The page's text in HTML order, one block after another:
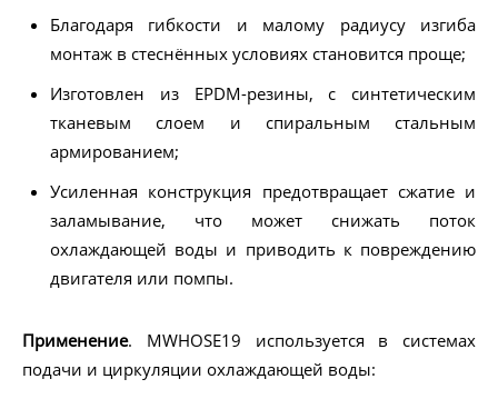
Благодаря гибкости и малому радиусу изгиба
монтаж в стеснённых условиях становится проще;
Изготовлен из EPDM-резины, с синтетическим
тканевым слоем и спиральным стальным
армированием;
Усиленная конструкция предотвращает сжатие и
заламывание, что может снижать поток
охлаждающей воды и приводить к повреждению
двигателя или помпы.
Применение. MWHOSE19 используется в системах
подачи и циркуляции охлаждающей воды: